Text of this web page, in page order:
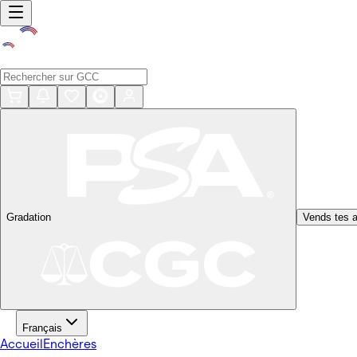
Gradation Vends tes
Français
AccueilEnchères